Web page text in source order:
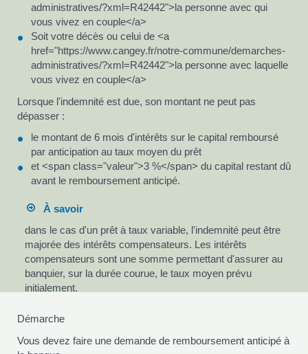
administratives/?xml=R42442">la personne avec qui
vous vivez en couple</a>
Soit votre décès ou celui de <a
href="https://www.cangey.fr/notre-commune/demarches-
administratives/?xml=R42442">la personne avec laquelle
vous vivez en couple</a>
Lorsque l'indemnité est due, son montant ne peut pas
dépasser :
le montant de 6 mois d'intérêts sur le capital remboursé
par anticipation au taux moyen du prêt
et <span class="valeur">3 %</span> du capital restant dû
avant le remboursement anticipé.
À savoir
dans le cas d'un prêt à taux variable, l'indemnité peut être
majorée des intérêts compensateurs. Les intérêts
compensateurs sont une somme permettant d'assurer au
banquier, sur la durée courue, le taux moyen prévu
initialement.
Démarche
Vous devez faire une demande de remboursement anticipé à